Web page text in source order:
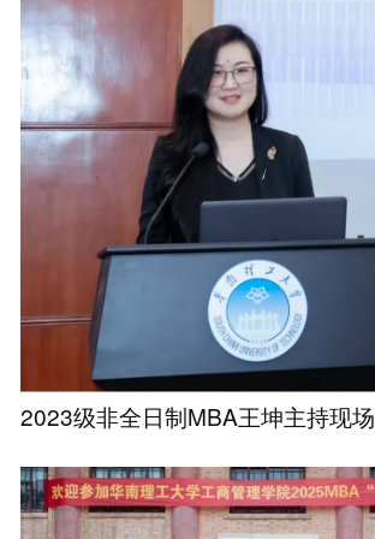
2023级非全日制MBA王坤主持现场